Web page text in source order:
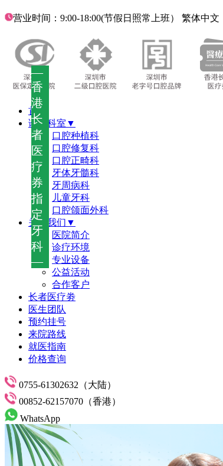
—
香
港
长
者
医
疗
券
指
定
牙
科
—
营业时间：9:00-18:00(节假日照常上班） 繁体中文
首页
诊疗科室▼
口腔种植科
口腔修复科
口腔正畸科
牙体牙髓科
牙周病科
儿童牙科
口腔颌面外科
关于我们▼
医院简介
诊疗环境
专业设备
公益活动
合作客户
长者医疗劵
医生团队
预约挂号
来院路线
就医指南
价格查询
0755-61302632（大陆）
00852-62157070（香港）
WhatsApp